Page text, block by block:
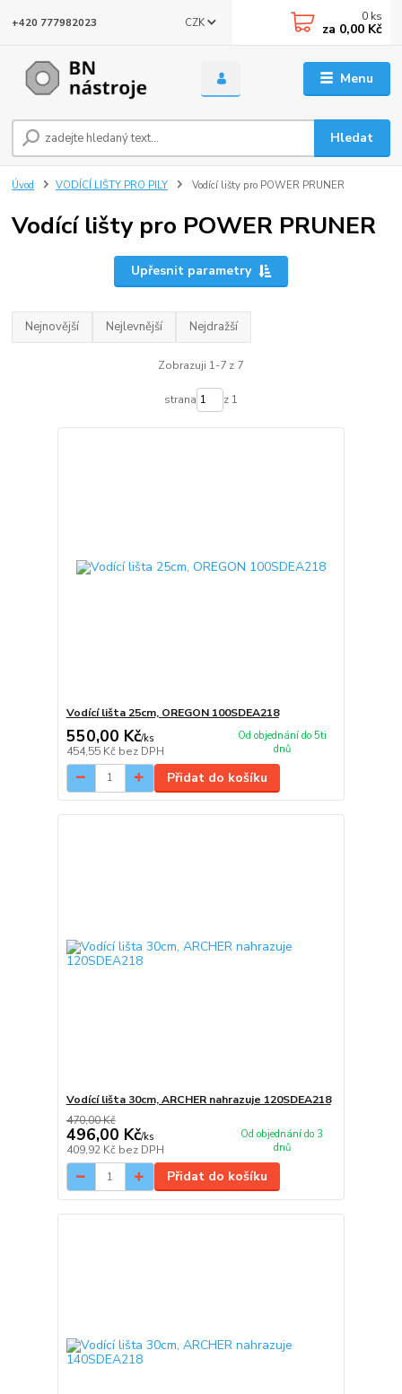
Menu
CZK
Hledat
+420 777982023 0 ks
za 0,00 Kč
Úvod VODÍCÍ LIŠTY PRO PILY Vodící lišty pro POWER PRUNER
Vodící lišty pro POWER PRUNER
Upřesnit parametry
Nejnovější Nejlevnější Nejdražší
Zobrazuji 1-7 z 7
strana z 1
Vodící lišta 25cm, OREGON 100SDEA218
550,00 Kč/ks
454,55 Kč bez DPH
Od objednání do 5ti
dnů
Přidat do košíku
Vodící lišta 30cm, ARCHER nahrazuje 120SDEA218
470,00 Kč
496,00 Kč/ks
409,92 Kč bez DPH
Od objednání do 3
dnů
Přidat do košíku